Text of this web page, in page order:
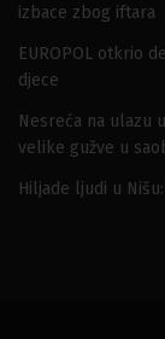
izbace zbog iftara
EUROPOL otkrio
djece
Nesreća na ulazu
velike gužve u
Hiljade ljudi u